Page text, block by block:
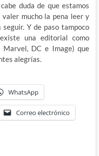
duda de que estamos
mucho la pena leer y
Y de paso tampoco
una editorial como
DC e Image) que
alegrías.
WhatsApp
Correo electrónico